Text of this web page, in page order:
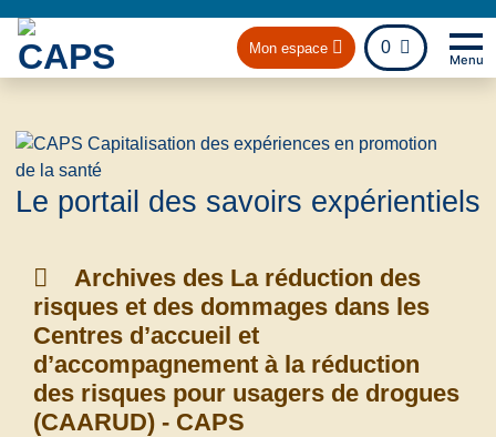
Mon espace 0
fichier
Menu
Le portail des savoirs expérientiels
Archives des La réduction des
risques et des dommages dans les
Centres d’accueil et
d’accompagnement à la réduction
des risques pour usagers de drogues
(CAARUD) - CAPS